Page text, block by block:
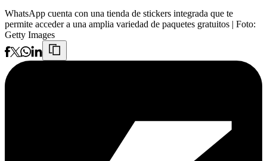
WhatsApp cuenta con una tienda de stickers integrada que te
permite acceder a una amplia variedad de paquetes gratuitos | Foto:
Getty Images